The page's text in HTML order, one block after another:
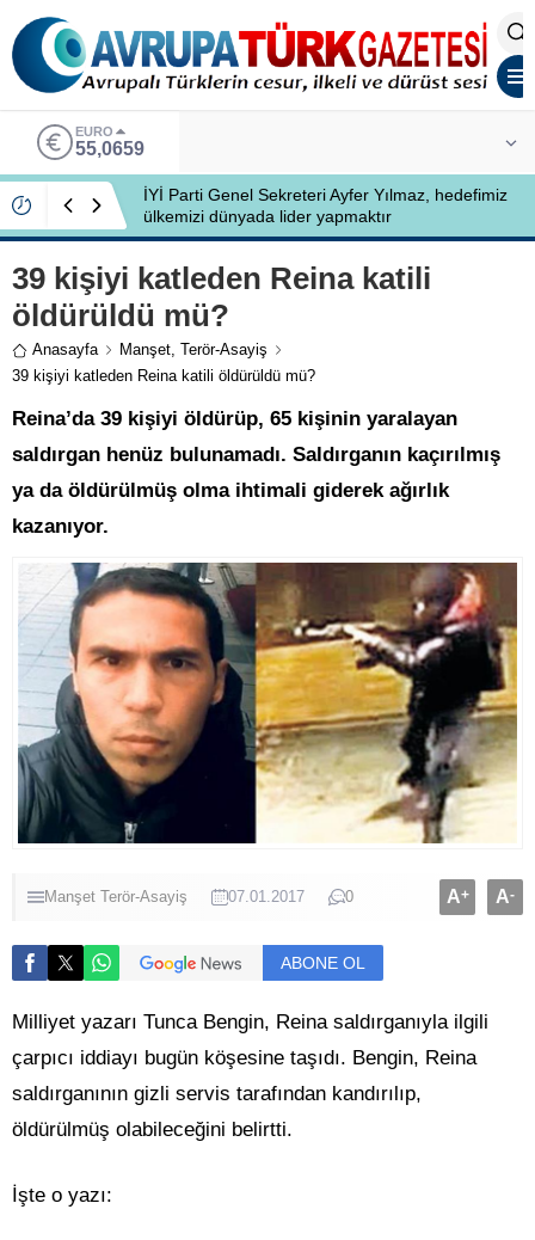
EURO
55,0659
İYİ Parti Genel Sekreteri Ayfer Yılmaz, hedefimiz
ülkemizi dünyada lider yapmaktır
39 kişiyi katleden Reina katili
öldürüldü mü?
Anasayfa Manşet, Terör-Asayiş
39 kişiyi katleden Reina katili öldürüldü mü?
Reina’da 39 kişiyi öldürüp, 65 kişinin yaralayan
saldırgan henüz bulunamadı. Saldırganın kaçırılmış
ya da öldürülmüş olma ihtimali giderek ağırlık
kazanıyor.
Manşet Terör-Asayiş 07.01.2017 0 A+ A-
ABONE OL
Milliyet yazarı Tunca Bengin, Reina saldırganıyla ilgili
çarpıcı iddiayı bugün köşesine taşıdı. Bengin, Reina
saldırganının gizli servis tarafından kandırılıp,
öldürülmüş olabileceğini belirtti.
İşte o yazı: